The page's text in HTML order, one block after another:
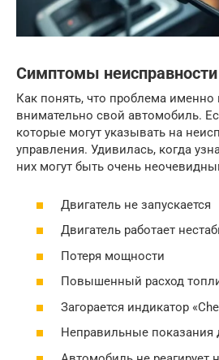
Симптомы
Как понять, что проблема
внимательно свой автомобиль.
которые могут указывать на
управления. Удивилась, когда
них могут быть очень
Двигатель не запускается
Двигатель работает
Потеря мощности
Повышенный расход
Загорается индикатор
Неправильные показания